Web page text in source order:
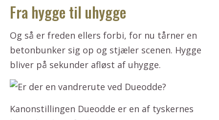
Fra hygge til uhygge
Og så er freden ellers forbi, for nu tårner en
betonbunker sig op og stjæler scenen. Hygge
bliver på sekunder afløst af uhygge.
Kanonstillingen Dueodde er en af tyskernes